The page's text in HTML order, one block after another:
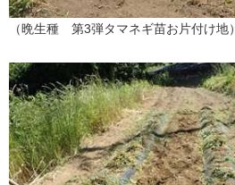
（晩生種 第3弾タマネギ苗お片付け地）